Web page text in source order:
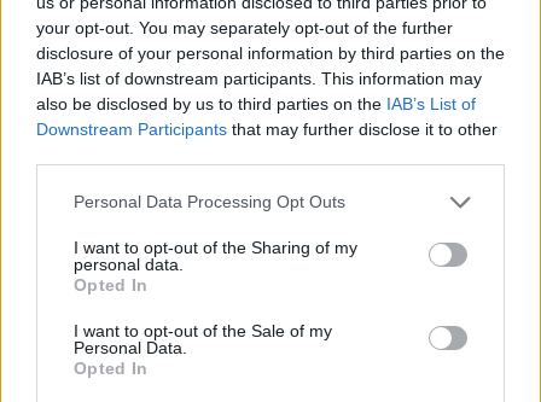
your opt-out. You may separately opt-out of the further
disclosure of your personal information by third parties on the
IAB’s list of downstream participants. This information may
also be disclosed by us to third parties on the IAB’s List of
Downstream Participants that may further disclose it to other
Personal Data Processing Opt Outs
I want to opt-out of the Sharing of my
personal data.
Opted In
I want to opt-out of the Sale of my
Personal Data.
Opted In